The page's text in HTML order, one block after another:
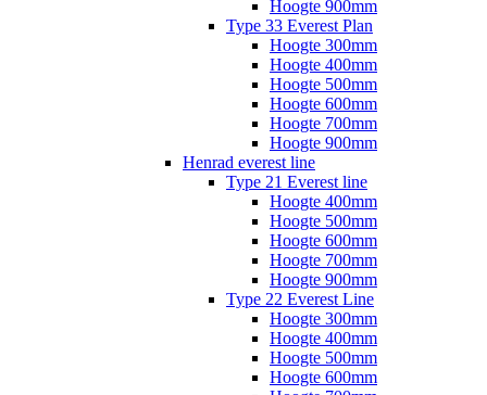
Hoogte 900mm
Type 33 Everest Plan
Hoogte 300mm
Hoogte 400mm
Hoogte 500mm
Hoogte 600mm
Hoogte 700mm
Hoogte 900mm
Henrad everest line
Type 21 Everest line
Hoogte 400mm
Hoogte 500mm
Hoogte 600mm
Hoogte 700mm
Hoogte 900mm
Type 22 Everest Line
Hoogte 300mm
Hoogte 400mm
Hoogte 500mm
Hoogte 600mm